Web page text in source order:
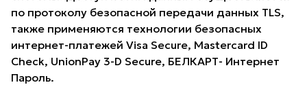
по протоколу безопасной передачи данных TLS,
также применяются технологии безопасных
интернет-платежей Visa Secure, Mastercard ID
Check, UnionPay 3-D Secure, БЕЛКАРТ- Интернет
Пароль.